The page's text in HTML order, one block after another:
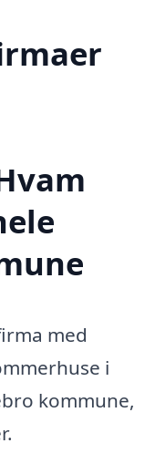
med
i
kommune,